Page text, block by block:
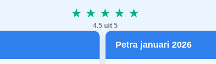
★ ★ ★ ★ ★
4.5 uit 5
Petra januari 2026